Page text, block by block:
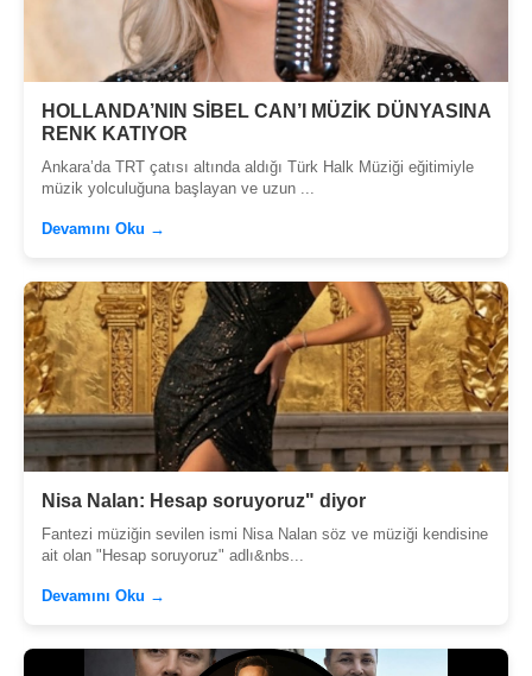
HOLLANDA’NIN SİBEL CAN’I MÜZİK DÜNYASINA
RENK KATIYOR
Ankara’da TRT çatısı altında aldığı Türk Halk Müziği eğitimiyle
müzik yolculuğuna başlayan ve uzun ...
Devamını Oku →
Nisa Nalan: Hesap soruyoruz" diyor
Fantezi müziğin sevilen ismi Nisa Nalan söz ve müziği kendisine
ait olan "Hesap soruyoruz" adlı&nbs...
Devamını Oku →